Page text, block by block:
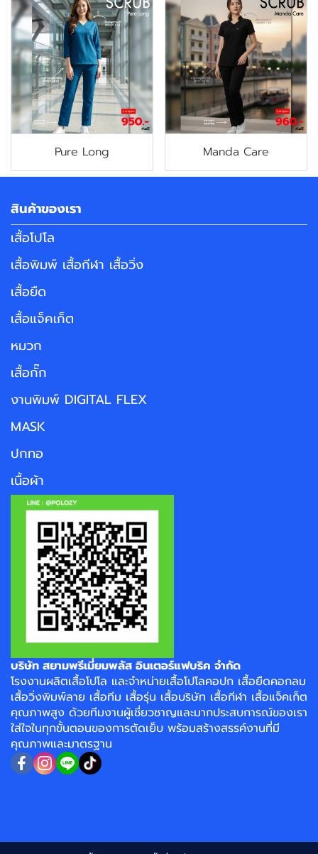
Pure Long Manda Care
สินค้าของเรา
เสื้อโปโล
เสื้อพิมพ์ เสื้อกีฬา เสื้อวิ่ง
เสื้อยืด
เสื้อแจ็คเก็ต
หมวก
เสื้อกั๊ก
งานพิมพ์ DIGITAL FLEX
MASK
ปกทอ
เนื้อผ้า
บริษัท สยามพรีเมี่ยมพลัส อินเตอร์แฟบริค จำกัด
โรงงานผลิตเสื้อโปโล และจำหน่ายเสื้อโปโลคอปก เสื้อยืดคอกลม
เสื้อวิ่งพิมพ์ลาย เสื้อทีม เสื้อรุ่น เสื้อบริษัท เสื้อกีฬา เสื้อแจ็คเก็ต
คุณภาพสูง ด้วยทีมงานผู้เชี่ยวชาญและมากประสบการณ์ของเรา
ใส่ใจในทุกขั้นตอนของการตัดเย็บ พร้อมสร้างสรรค์งานที่มี
คุณภาพและมาตรฐาน